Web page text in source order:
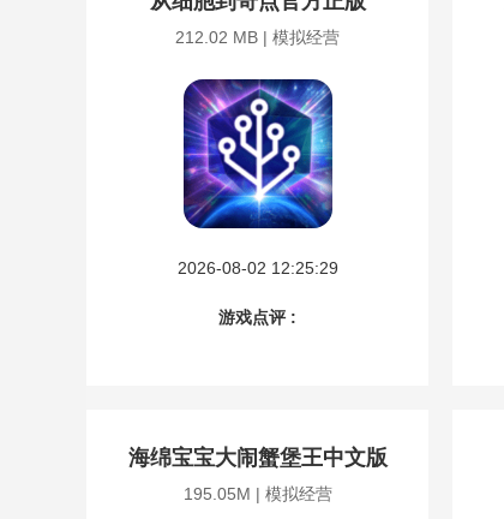
212.02 MB | 模拟经营
2026-08-02 12:25:29
游戏点评 :
海绵宝宝大闹蟹堡王中文版
195.05M | 模拟经营